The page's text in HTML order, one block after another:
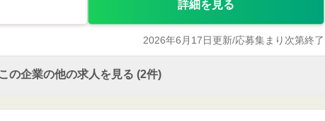
詳細を見る
2026年6月17日更新/応募集まり次第終了
この企業の他の求人を見る (2件)